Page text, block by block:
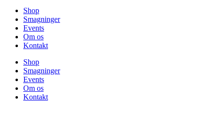
Shop
Smagninger
Events
Om os
Kontakt
Shop
Smagninger
Events
Om os
Kontakt